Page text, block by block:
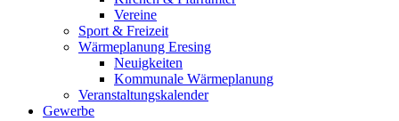
Vereine
Sport & Freizeit
Wärmeplanung Eresing
Neuigkeiten
Kommunale Wärmeplanung
Veranstaltungskalender
Gewerbe